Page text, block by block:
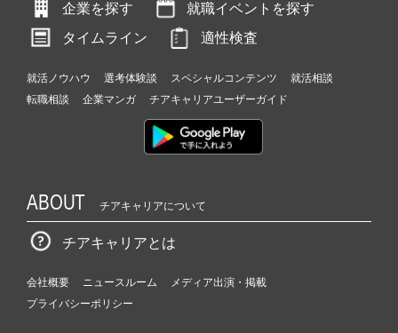
企業を探す
就職イベントを探す
タイムライン
適性検査
就活ノウハウ 選考体験談 スペシャルコンテンツ
就活相談
転職相談
企業マンガ チアキャリアユーザーガイド
ABOUT チアキャリアについて
チアキャリアとは
会社概要 ニュースルーム
メディア出演・掲載
プライバシーポリシー